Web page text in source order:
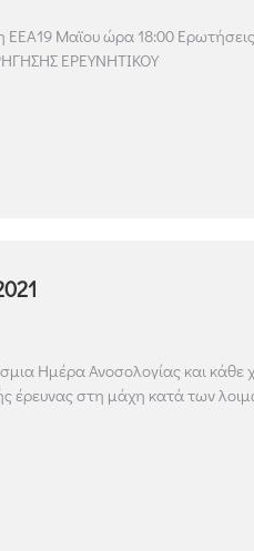
ΕΕΑ19 Μαϊου ώρα 18:00 Ερωτήσεις
ΕΡΕΥΝΗΤΙΚΟΥ
Ημέρα Ανοσολογίας και κάθε
έρευνας στη μάχη κατά των